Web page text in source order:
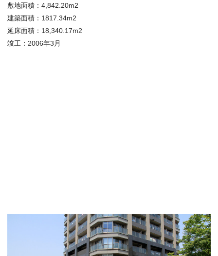
敷地面積：4,842.20m2
建築面積：1817.34m2
延床面積：18,340.17m2
竣工：2006年3月